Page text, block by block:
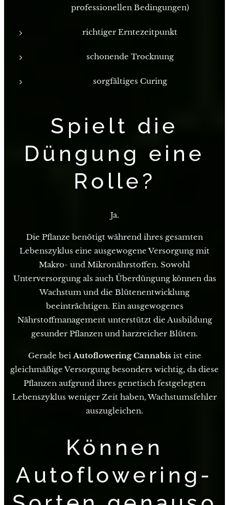
professionellen Bedingungen)
richtiger Erntezeitpunkt
schonende Trocknung
sorgfältiges Curing
Spielt die
Düngung eine
Rolle?
Ja.
Die Pflanze benötigt während ihres gesamten
Lebenszyklus eine ausgewogene Versorgung mit
Makro- und Mikronährstoffen. Sowohl
Unterversorgung als auch Überdüngung können das
Wachstum und die Blütenentwicklung
beeinträchtigen. Ein ausgewogenes
Nährstoffmanagement unterstützt die Ausbildung
gesunder Pflanzen und harzreicher Blüten.
Gerade beiAutoflowering Cannabisist eine
gleichmäßige Versorgung besonders wichtig, da diese
Pflanzen aufgrund ihres genetisch festgelegten
Lebenszyklus weniger Zeit haben, Wachstumsfehler
auszugleichen.
Können
Autoflowering-